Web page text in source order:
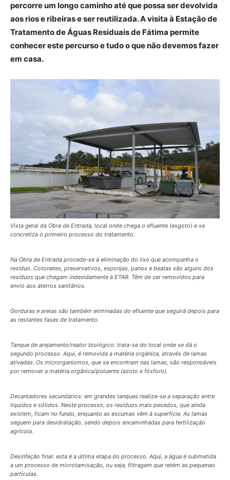
percorre um longo caminho até que possa ser devolvida
aos rios e ribeiras e ser reutilizada. A visita à Estação de
Tratamento de Águas Residuais de Fátima permite
conhecer este percurso e tudo o que não devemos fazer
em casa.
Vista geral da Obra de Entrada, local onde chega o efluente (esgoto) e se
concretiza o primeiro processo do tratamento.
Na Obra de Entrada procede-se à eliminação do lixo que acompanha o
resíduo. Cotonetes, preservativos, esponjas, panos e beatas são alguns dos
resíduos que chegam indevidamente à ETAR. Têm de ser removidos para
envio aos aterros sanitários.
Gorduras e areias são também eliminadas do efluente que seguirá depois para
as restantes fases de tratamento.
Tanque de arejamento/reator biológico: trata-se do local onde se dá o
segundo processo. Aqui, é removida a matéria orgânica, através de lamas
ativadas. Os microrganismos, que se encontram nas lamas, são responsáveis
por remover a matéria orgânica/poluente (azoto e fósforo).
Decantadores secundários: em grandes tanques realiza-se a separação entre
líquidos e sólidos. Neste processo, os resíduos mais pesados, que ainda
existem, ficam no fundo, enquanto as escumas vêm à superfície. As lamas
seguem para desidratação, sendo depois encaminhadas para fertilização
agrícola.
Desinfeção final: esta é a última etapa do processo. Aqui, a água é submetida
a um processo de microtamisação, ou seja, filtragem que retém as pequenas
partículas.